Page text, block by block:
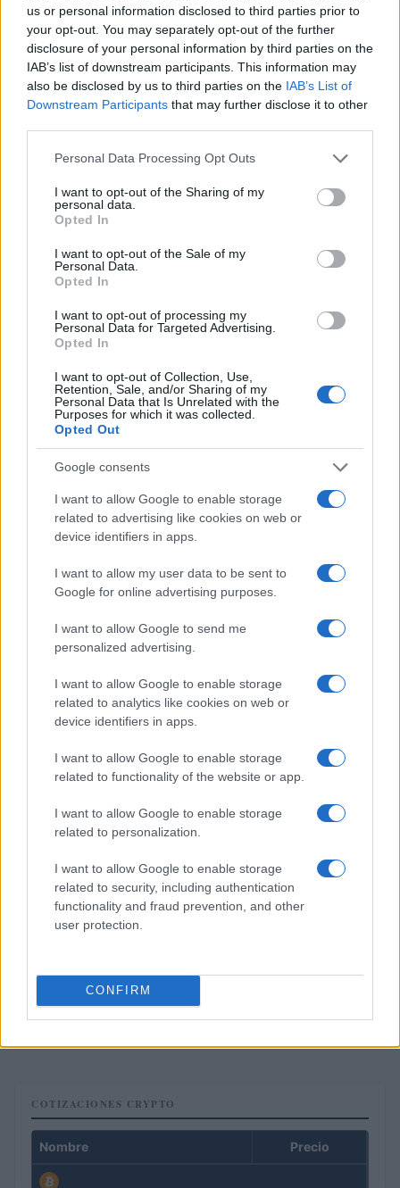
us or personal information disclosed to third parties prior to
your opt-out. You may separately opt-out of the further
disclosure of your personal information by third parties on the
IAB’s list of downstream participants. This information may
also be disclosed by us to third parties on the IAB’s List of
Downstream Participants that may further disclose it to other
Please note that this website/app uses one or more Google
not limited to your visit or usage behaviour. You may click to
grant or deny consent to Google and its third-party tags to
use your data for below specified purposes in below Google
consent section.
Personal Data Processing Opt Outs
I want to opt-out of the Sharing of my
personal data.
Opted In
I want to opt-out of the Sale of my
Personal Data.
Opted In
I want to opt-out of processing my
Personal Data for Targeted Advertising.
Opted In
I want to opt-out of Collection, Use,
Retention, Sale, and/or Sharing of my
Personal Data that Is Unrelated with the
Purposes for which it was collected.
Opted Out
Google consents
I want to allow Google to enable storage
related to advertising like cookies on web or
device identifiers in apps.
I want to allow my user data to be sent to
Google for online advertising purposes.
I want to allow Google to send me
personalized advertising.
I want to allow Google to enable storage
related to analytics like cookies on web or
device identifiers in apps.
I want to allow Google to enable storage
related to functionality of the website or app.
I want to allow Google to enable storage
related to personalization.
I want to allow Google to enable storage
related to security, including authentication
functionality and fraud prevention, and other
user protection.
CONFIRM
Sigue leyendo
El Brent cae un 8.3% y arrastra a las materias primas
Lucía Herrera · 7 Ago 2026
NEWS
Brent cae un 8.3% y arrastra a las materias primas en agosto
Lucía Herrera · 6 Ago 2026
El petróleo Brent cae un 8.46% y arrastra a las materias
primas
COTIZACIONES CRYPTO
Nombre Precio